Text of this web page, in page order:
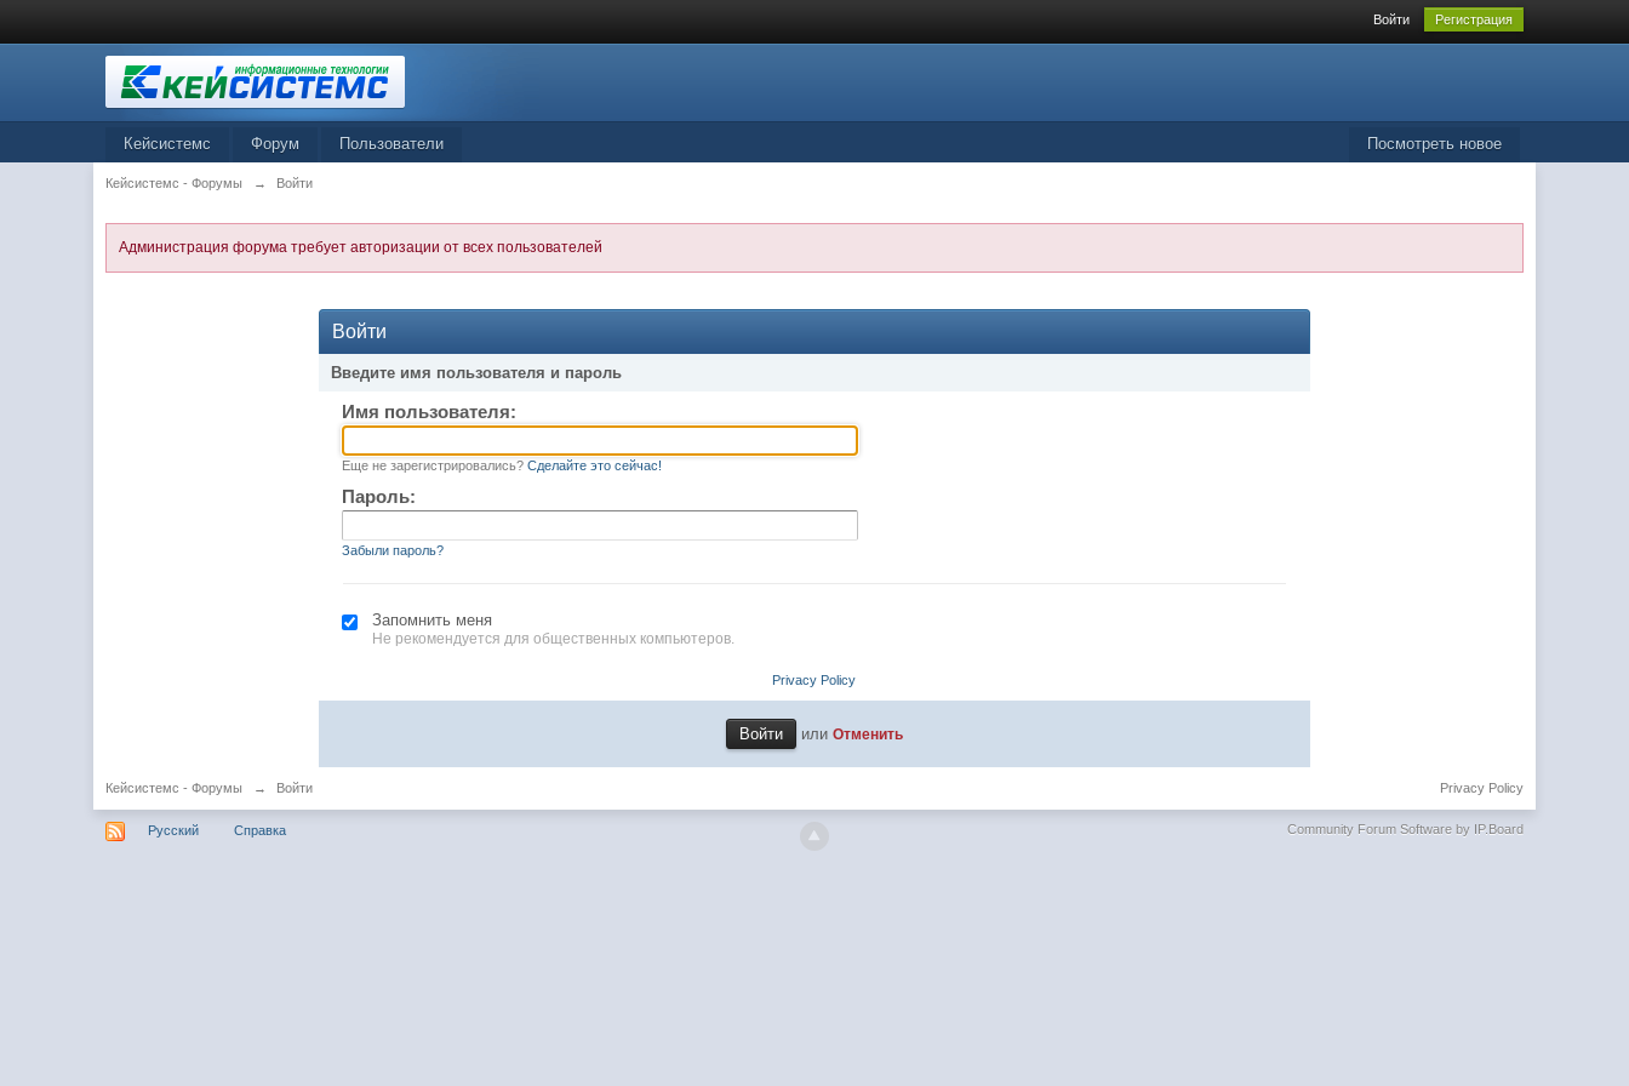
Войти Регистрация
Посмотреть новое
Кейсистемс Форум Пользователи
Кейсистемс - Форумы → Войти
Администрация форума требует авторизации от всех пользователей
Войти
Введите имя пользователя и пароль
Имя пользователя:
Еще не зарегистрировались? Сделайте это сейчас!
Пароль:
Забыли пароль?
Запомнить меня
Не рекомендуется для общественных компьютеров.
Privacy Policy
или Отменить
Кейсистемс - Форумы → Войти Privacy Policy
Русский Справка Community Forum Software by IP.Board